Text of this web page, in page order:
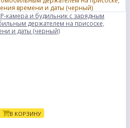
камера и будильник с зарядным
держателем на присоске,
и даты (черный)
В КОРЗИНУ